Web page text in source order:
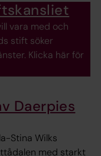
vara med och
stift söker
Klicka här för
Daerpies
Stina Wilks
med starkt